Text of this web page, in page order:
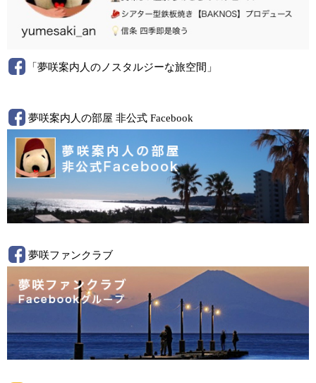
「夢咲案内人のノスタルジーな旅空間」
夢咲案内人の部屋 非公式 Facebook
夢咲ファンクラブ